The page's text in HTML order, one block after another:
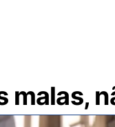
malas,